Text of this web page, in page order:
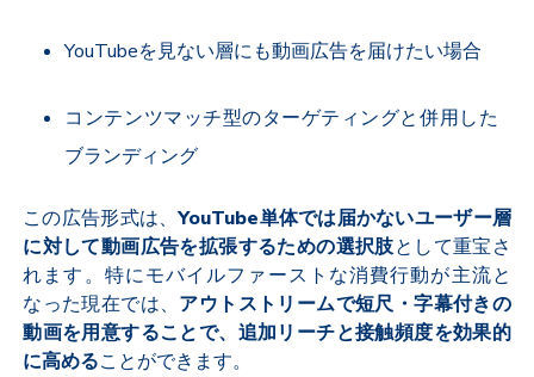
YouTubeを見ない層にも動画広告を届けたい場合
コンテンツマッチ型のターゲティングと併用した
ブランディング
この広告形式は、YouTube単体では届かないユーザー層
に対して動画広告を拡張するための選択肢として重宝さ
れます。特にモバイルファーストな消費行動が主流と
なった現在では、 アウトストリームで短尺・字幕付きの
動画を用意することで、追加リーチと接触頻度を効果的
に高めることができます。